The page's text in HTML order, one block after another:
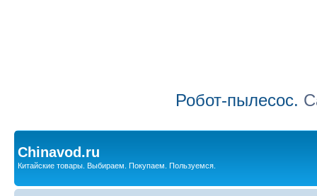
Робот-пылесос.
Chinavod.ru
Китайские товары. Выбираем. Покупаем. Пользуемся.